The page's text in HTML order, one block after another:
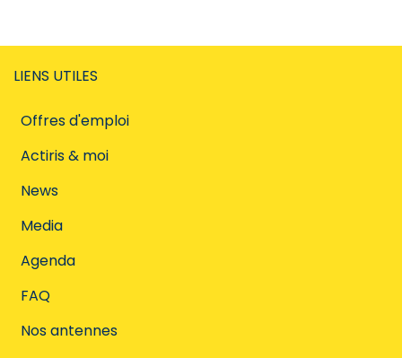
LIENS UTILES
Offres d'emploi
Actiris & moi
News
Media
Agenda
FAQ
Nos antennes